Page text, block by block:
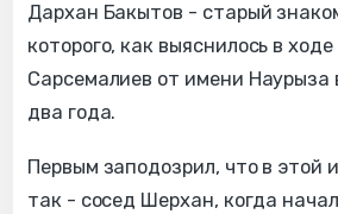
Дархан Бакытов - старый
которого, как выяснилось в
Сарсемалиев от имени Наурыза
два года.
Первым заподозрил, что в этой
так - сосед Шерхан, когда